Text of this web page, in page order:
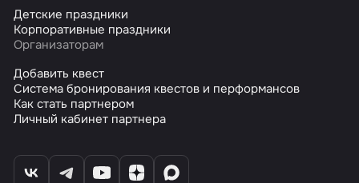
Детские праздники
Корпоративные праздники
Организаторам
Добавить квест
Система бронирования квестов и перформансов
Как стать партнером
Личный кабинет партнера